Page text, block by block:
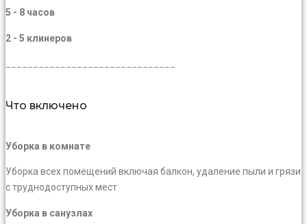
5 - 8 часов
2 - 5 клинеров
Что включено
Уборка в комнате
Уборка всех помещений включая балкон, удаление пыли и грязи
с труднодоступных мест
Уборка в санузлах